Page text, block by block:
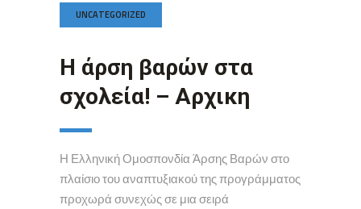
UNCATEGORIZED
H άρση βαρών στα
σχολεία! – Αρχικη
Η Ελληνική Ομοσπονδία Άρσης Βαρών στο
πλαίσιο του αναπτυξιακού της προγράμματος
προχωρά συνεχώς σε μια σειρά